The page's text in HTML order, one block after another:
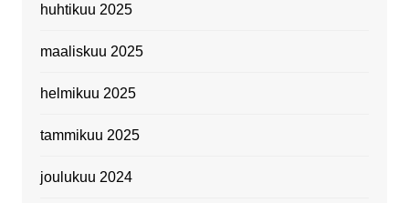
huhtikuu 2025
maaliskuu 2025
helmikuu 2025
tammikuu 2025
joulukuu 2024